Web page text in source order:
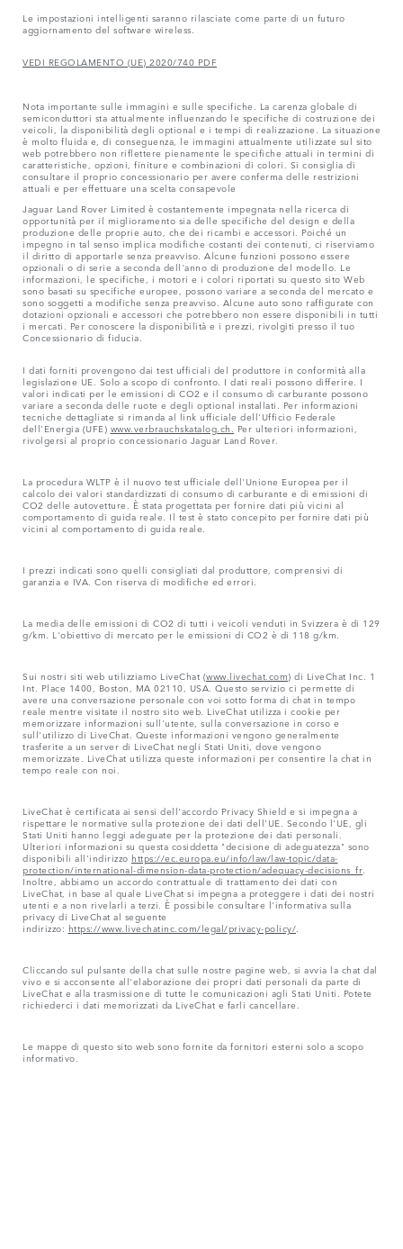
Le impostazioni intelligenti saranno rilasciate come parte di un futuro
aggiornamento del software wireless.
VEDI REGOLAMENTO (UE) 2020/740 PDF
Nota importante sulle immagini e sulle specifiche. La carenza globale di
semiconduttori sta attualmente influenzando le specifiche di costruzione dei
veicoli, la disponibilità degli optional e i tempi di realizzazione. La situazione
è molto fluida e, di conseguenza, le immagini attualmente utilizzate sul sito
web potrebbero non riflettere pienamente le specifiche attuali in termini di
caratteristiche, opzioni, finiture e combinazioni di colori. Si consiglia di
consultare il proprio concessionario per avere conferma delle restrizioni
attuali e per effettuare una scelta consapevole
Jaguar Land Rover Limited è costantemente impegnata nella ricerca di
opportunità per il miglioramento sia delle specifiche del design e della
produzione delle proprie auto, che dei ricambi e accessori. Poiché un
impegno in tal senso implica modifiche costanti dei contenuti, ci riserviamo
il diritto di apportarle senza preavviso. Alcune funzioni possono essere
opzionali o di serie a seconda dell'anno di produzione del modello. Le
informazioni, le specifiche, i motori e i colori riportati su questo sito Web
sono basati su specifiche europee, possono variare a seconda del mercato e
sono soggetti a modifiche senza preavviso. Alcune auto sono raffigurate con
dotazioni opzionali e accessori che potrebbero non essere disponibili in tutti
i mercati. Per conoscere la disponibilità e i prezzi, rivolgiti presso il tuo
Concessionario di fiducia.
I dati forniti provengono dai test ufficiali del produttore in conformità alla
legislazione UE. Solo a scopo di confronto. I dati reali possono differire. I
valori indicati per le emissioni di CO2 e il consumo di carburante possono
variare a seconda delle ruote e degli optional installati. Per informazioni
tecniche dettagliate si rimanda al link ufficiale dell'Ufficio Federale
dell'Energia (UFE) www.verbrauchskatalog.ch. Per ulteriori informazioni,
rivolgersi al proprio concessionario Jaguar Land Rover.
La procedura WLTP è il nuovo test ufficiale dell'Unione Europea per il
calcolo dei valori standardizzati di consumo di carburante e di emissioni di
CO2 delle autovetture. È stata progettata per fornire dati più vicini al
comportamento di guida reale. Il test è stato concepito per fornire dati più
vicini al comportamento di guida reale.
I prezzi indicati sono quelli consigliati dal produttore, comprensivi di
garanzia e IVA. Con riserva di modifiche ed errori.
La media delle emissioni di CO2 di tutti i veicoli venduti in Svizzera è di 129
g/km. L'obiettivo di mercato per le emissioni di CO2 è di 118 g/km.
Sui nostri siti web utilizziamo LiveChat (www.livechat.com) di LiveChat Inc. 1
Int. Place 1400, Boston, MA 02110, USA. Questo servizio ci permette di
avere una conversazione personale con voi sotto forma di chat in tempo
reale mentre visitate il nostro sito web. LiveChat utilizza i cookie per
memorizzare informazioni sull'utente, sulla conversazione in corso e
sull'utilizzo di LiveChat. Queste informazioni vengono generalmente
trasferite a un server di LiveChat negli Stati Uniti, dove vengono
memorizzate. LiveChat utilizza queste informazioni per consentire la chat in
tempo reale con noi.
LiveChat è certificata ai sensi dell'accordo Privacy Shield e si impegna a
rispettare le normative sulla protezione dei dati dell'UE. Secondo l'UE, gli
Stati Uniti hanno leggi adeguate per la protezione dei dati personali.
Ulteriori informazioni su questa cosiddetta "decisione di adeguatezza" sono
disponibili all'indirizzo https://ec.europa.eu/info/law/law-topic/data-
protection/international-dimension-data-protection/adequacy-decisions_fr.
Inoltre, abbiamo un accordo contrattuale di trattamento dei dati con
LiveChat, in base al quale LiveChat si impegna a proteggere i dati dei nostri
utenti e a non rivelarli a terzi. È possibile consultare l'informativa sulla
privacy di LiveChat al seguente
indirizzo: https://www.livechatinc.com/legal/privacy-policy/.
Cliccando sul pulsante della chat sulle nostre pagine web, si avvia la chat dal
vivo e si acconsente all'elaborazione dei propri dati personali da parte di
LiveChat e alla trasmissione di tutte le comunicazioni agli Stati Uniti. Potete
richiederci i dati memorizzati da LiveChat e farli cancellare.
Le mappe di questo sito web sono fornite da fornitori esterni solo a scopo
informativo.